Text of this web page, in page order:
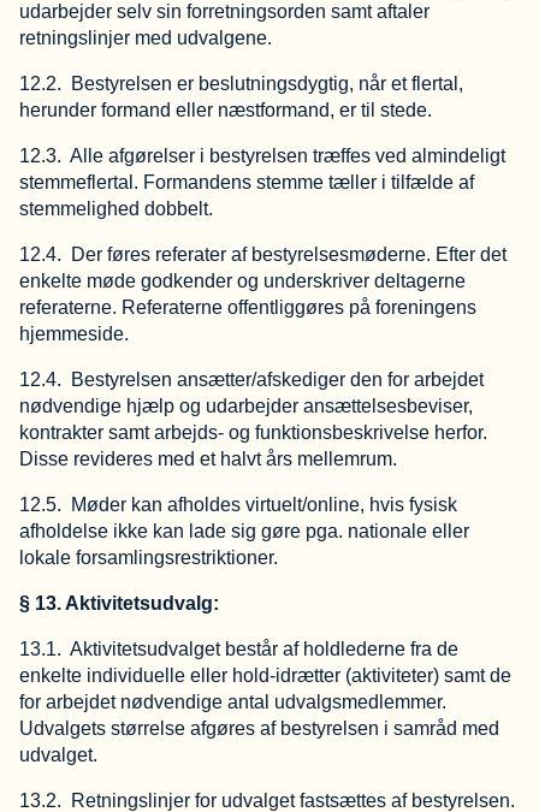
udarbejder selv sin forretningsorden samt aftaler
retningslinjer med udvalgene.
12.2. Bestyrelsen er beslutningsdygtig, når et flertal,
herunder formand eller næstformand, er til stede.
12.3. Alle afgørelser i bestyrelsen træffes ved almindeligt
stemmeflertal. Formandens stemme tæller i tilfælde af
stemmelighed dobbelt.
12.4. Der føres referater af bestyrelsesmøderne. Efter det
enkelte møde godkender og underskriver deltagerne
referaterne. Referaterne offentliggøres på foreningens
hjemmeside.
12.4. Bestyrelsen ansætter/afskediger den for arbejdet
nødvendige hjælp og udarbejder ansættelsesbeviser,
kontrakter samt arbejds- og funktionsbeskrivelse herfor.
Disse revideres med et halvt års mellemrum.
12.5. Møder kan afholdes virtuelt/online, hvis fysisk
afholdelse ikke kan lade sig gøre pga. nationale eller
lokale forsamlingsrestriktioner.
§ 13. Aktivitetsudvalg:
13.1. Aktivitetsudvalget består af holdlederne fra de
enkelte individuelle eller hold-idrætter (aktiviteter) samt de
for arbejdet nødvendige antal udvalgsmedlemmer.
Udvalgets størrelse afgøres af bestyrelsen i samråd med
udvalget.
13.2. Retningslinjer for udvalget fastsættes af bestyrelsen.